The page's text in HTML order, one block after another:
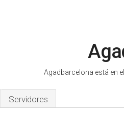
Agadbarcelona está en
Servidores